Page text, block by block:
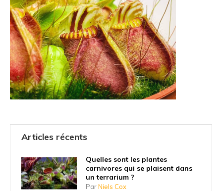
Articles récents
Quelles sont les plantes
carnivores qui se plaisent dans
un terrarium ?
ParNiels Cox